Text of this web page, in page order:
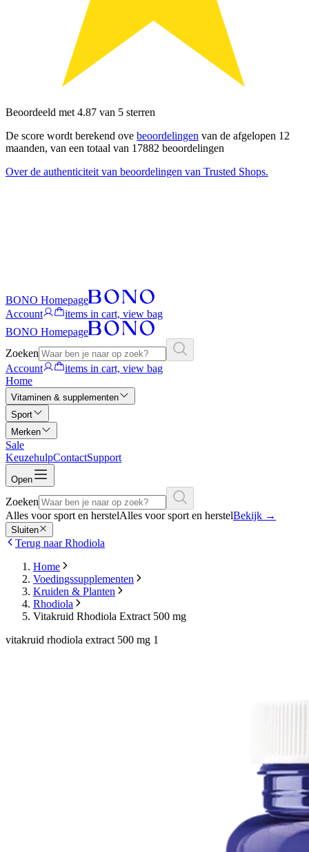
Beoordeeld met 4.87 van 5 sterren
De score wordt berekend ove beoordelingen van de afgelopen 12
maanden, van een totaal van 17882 beoordelingen
Over de authenticiteit van beoordelingen van Trusted Shops.
BONO Homepage
Account
items in cart, view bag
BONO Homepage
Zoeken
Account
items in cart, view bag
Home
Vitaminen & supplementen
Sport
Merken
Sale
KeuzehulpContactSupport
Open
Zoeken
Alles voor sport en herstelAlles voor sport en herstelBekijk →
Sluiten
Terug naar Rhodiola
Home
Voedingssupplementen
Kruiden & Planten
Rhodiola
Vitakruid Rhodiola Extract 500 mg
vitakruid rhodiola extract 500 mg 1